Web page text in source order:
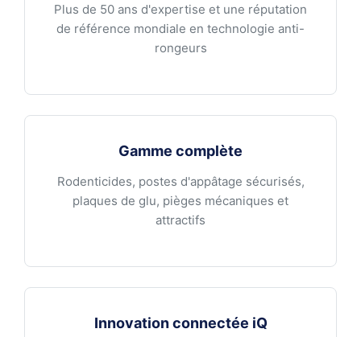
Plus de 50 ans d'expertise et une réputation
de référence mondiale en technologie anti-
rongeurs
Gamme complète
Rodenticides, postes d'appâtage sécurisés,
plaques de glu, pièges mécaniques et
attractifs
Innovation connectée iQ